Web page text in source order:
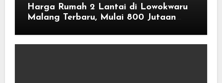
Harga Rumah 2 Lantai di Lowokwaru
Malang Terbaru, Mulai 800 Jutaan